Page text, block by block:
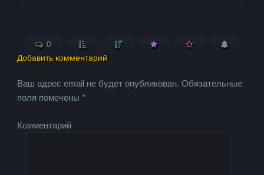
0
Добавить комментарий
Ваш адрес email не будет опубликован. Обязательные
поля помечены*
Комментарий